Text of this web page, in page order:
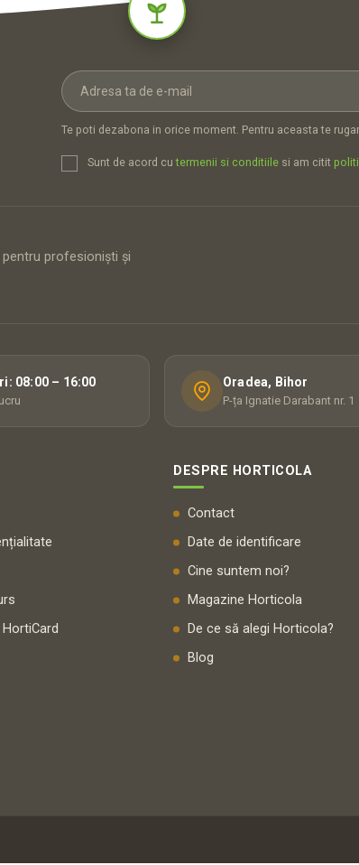
Te poti dezabona in orice moment. Pentru aceasta te
Sunt de acord cutermenii si conditiile si am citit
profesioniști și
08:00 – 16:00 Oradea, Bihor
P-ța Ignatie Darabant nr. 1
DESPRE HORTICOLA
Contact
Date de identificare
Cine suntem noi?
Magazine Horticola
De ce să alegi Horticola?
Blog